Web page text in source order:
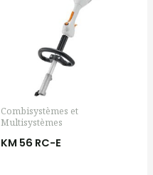
Combisystèmes et
Multisystèmes
KM 56 RC-E